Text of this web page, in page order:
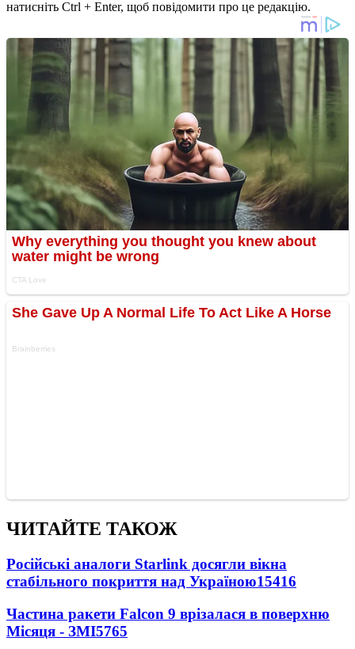
натисніть Ctrl + Enter, щоб повідомити про це редакцію.
ЧИТАЙТЕ ТАКОЖ
Російські аналоги Starlink досягли вікна
стабільного покриття над Україною15416
Частина ракети Falcon 9 врізалася в поверхню
Місяця - ЗМІ5765